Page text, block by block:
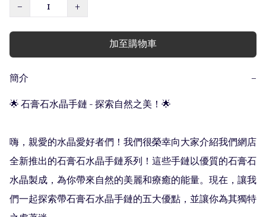
−
+
加至購物車
簡介
−
🌟 石膏石水晶手鏈 - 探索自然之美！🌟
嗨，親愛的水晶愛好者們！我們很榮幸向大家介紹我們網店
全新推出的石膏石水晶手鏈系列！這些手鏈以優質的石膏石
水晶製成，為你帶來自然的美麗和療癒的能量。現在，讓我
們一起探索帶石膏石水晶手鏈的五大優點，並讓你為其獨特